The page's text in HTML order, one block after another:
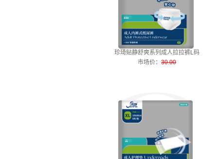
珍琦贴静舒爽系列成人拉拉裤L码
市场价：30.00